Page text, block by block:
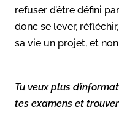
refuser d’être défini
donc se lever,
sa vie un projet, et
Tu veux plus
tes examens et